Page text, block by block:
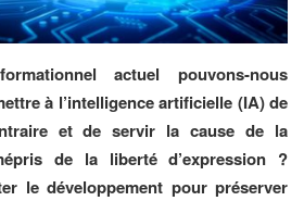
actuel pouvons-nous
à l’intelligence artificielle (IA) de
et de servir la cause de la
de la liberté d’expression ?
le développement pour préserver